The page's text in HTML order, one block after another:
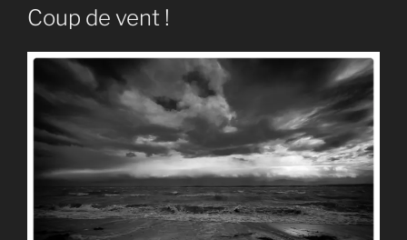
LE
Coup de vent !